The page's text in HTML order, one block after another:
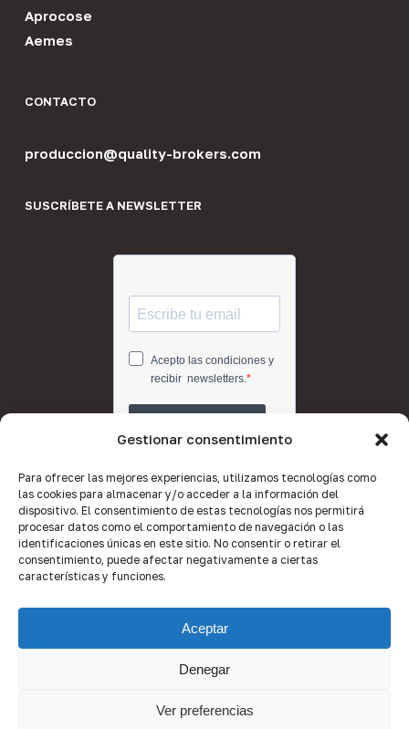
Gestionar consentimiento
Para ofrecer las mejores experiencias, utilizamos tecnologías como
las cookies para almacenar y/o acceder a la información del
dispositivo. El consentimiento de estas tecnologías nos permitirá
procesar datos como el comportamiento de navegación o las
identificaciones únicas en este sitio. No consentir o retirar el
consentimiento, puede afectar negativamente a ciertas
características y funciones.
Aceptar
Denegar
Ver preferencias
Aprocose
Aemes
CONTACTO
produccion@quality-brokers.com
SUSCRÍBETE A NEWSLETTER
© 2026 Quality Brokers Valencia.